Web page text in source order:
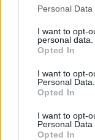
Please note that
not limited to your
grant or deny
use your data for
consent section.
Personal
I want to opt-
personal data.
Opted In
I want to opt-
Personal Data.
Opted In
I want to opt-
Personal Data
Opted In